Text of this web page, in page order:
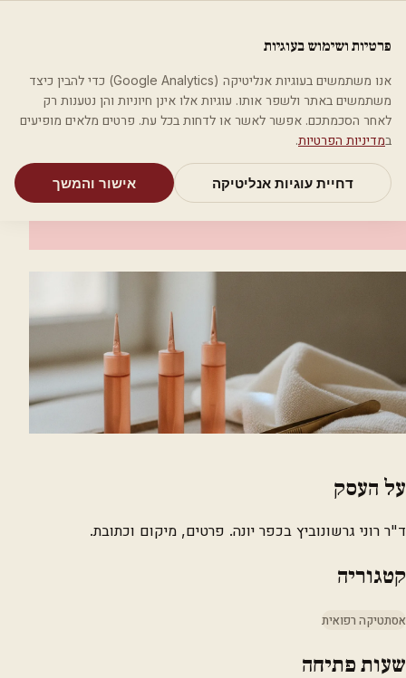
מאמריםקטגוריותחיפושאודות
בית קטגוריות אסתטיקה רפואית ד"ר רוני גרשונוביץ
אסתטיקה רפואית
ד"ר רוני גרשונוביץ
על העסק
ד"ר רוני גרשונוביץ בכפר יונה. פרטים, מיקום וכתובת.
קטגוריה
אסתטיקה רפואית
שעות פתיחה
פרטיות ושימוש בעוגיות
אנו משתמשים בעוגיות אנליטיקה (Google Analytics) כדי להבין כיצד
משתמשים באתר ולשפר אותו. עוגיות אלו אינן חיוניות והן נטענות רק
לאחר הסכמתכם. אפשר לאשר או לדחות בכל עת. פרטים מלאים מופיעים
במדיניות הפרטיות.
דחיית עוגיות אנליטיקה אישור והמשך